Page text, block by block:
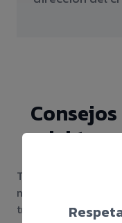
del
Tras la intervención
normal, los
trasplante capilar.